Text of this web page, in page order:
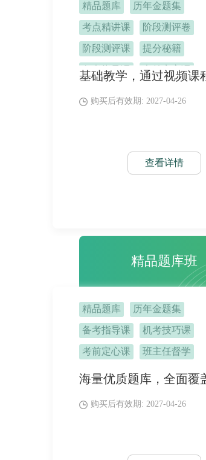
精品题库 历年金题集
考点精讲课 阶段测评卷
阶段测评课 提分秘籍
备考指导课 考前定心课
购买后有效期: 2027-04-26
查看详情
精品题库班
精品题库 历年金题集
备考指导课 机考技巧课
考前定心课 班主任督学
购买后有效期: 2027-04-26